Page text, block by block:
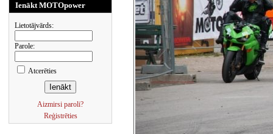
Ienākt MOTOpower
Lietotājvārds:
Parole:
Atcerēties
Aizmirsi paroli?
Reģistrēties